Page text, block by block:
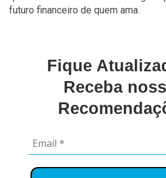
futuro financeiro de quem ama.
Fique
Receba